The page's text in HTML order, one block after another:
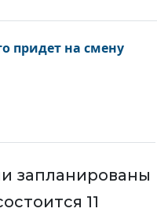
придет на смену
запланированы
11